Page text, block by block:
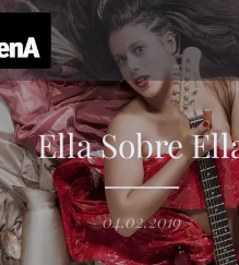
Ella Sobre
04.02.2019